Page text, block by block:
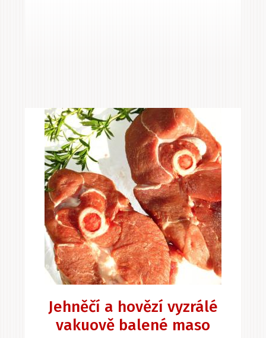
Jehněčí a hovězí vyzrálé
vakuově balené maso